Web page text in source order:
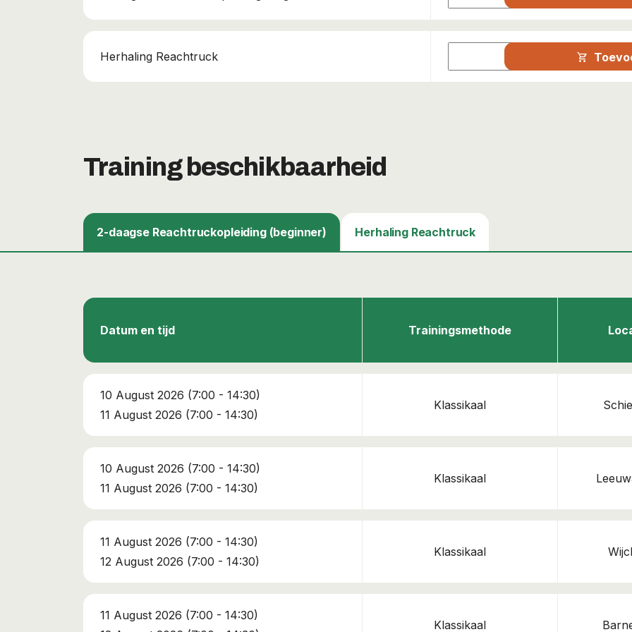
Herhaling Reachtruck shopping_cart
Training beschikbaarheid
2-daagse Reachtruckopleiding (beginner) Herhaling Reachtruck
Datum en tijd Trainingsmethode
10 August 2026 (7:00 - 14:30)
11 August 2026 (7:00 - 14:30)
Klassikaal
10 August 2026 (7:00 - 14:30)
11 August 2026 (7:00 - 14:30)
Klassikaal
11 August 2026 (7:00 - 14:30)
12 August 2026 (7:00 - 14:30)
Klassikaal
11 August 2026 (7:00 - 14:30)
Klassikaal